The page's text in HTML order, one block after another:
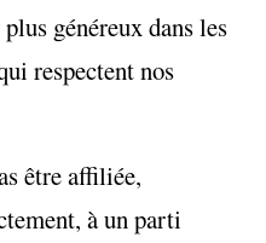
généreux dans les
respectent nos
être affiliée,
à un parti